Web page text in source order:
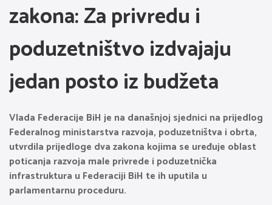
zakona: Za privredu i
poduzetništvo izdvajaju
jedan posto iz budžeta
Vlada Federacije BiH je na današnjoj sjednici na prijedlog
Federalnog ministarstva razvoja, poduzetništva i obrta,
utvrdila prijedloge dva zakona kojima se uređuje oblast
poticanja razvoja male privrede i poduzetnička
infrastruktura u Federaciji BiH te ih uputila u
parlamentarnu proceduru.